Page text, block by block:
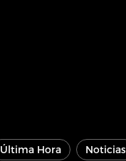
Última Hora Noticias